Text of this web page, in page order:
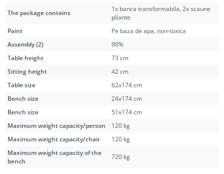
The package contains
1x banca transformabila, 2x scaune
pliante
Paint
Pe baza de apa, non-toxica
Assembly (2)
90%
Table height
73 cm
Sitting height
42 cm
Table size
62x174 cm
Bench size
24x174 cm
Bench size
51x174 cm
Maximum weight capacity/person
120 kg
Maximum weight capacity/chair
120 kg
Maximum weight capacity of the
bench
720 kg